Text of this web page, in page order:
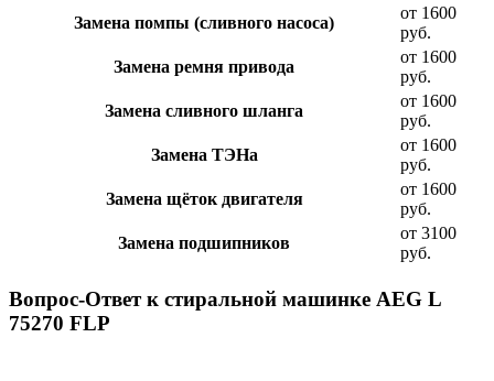
Замена помпы (сливного насоса)
от 1600
руб.
Замена ремня привода
от 1600
руб.
Замена сливного шланга
от 1600
руб.
Замена ТЭНа
от 1600
руб.
Замена щёток двигателя
от 1600
руб.
Замена подшипников
от 3100
руб.
Вопрос-Ответ к стиральной машинке AEG L
75270 FLP